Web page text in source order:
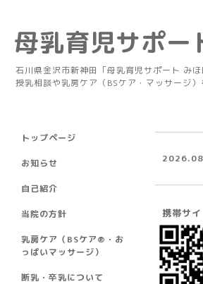
母乳育児サポー
石川県金沢市新神田「母乳育児サポート み
授乳相談や乳房ケア（BSケア・マッサージ
トップページ
お知らせ
自己紹介
当院の方針
乳房ケア（BSケア®︎・お
っぱいマッサージ）
断乳・卒乳について
携帯サイ